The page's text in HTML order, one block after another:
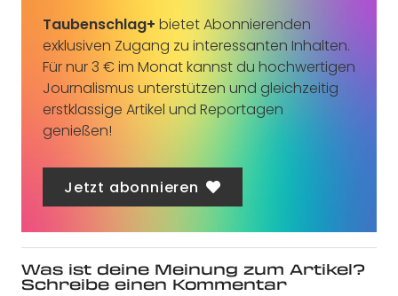
Taubenschlag+ bietet Abonnierenden
exklusiven Zugang zu interessanten Inhalten.
Für nur 3 € im Monat kannst du hochwertigen
Journalismus unterstützen und gleichzeitig
erstklassige Artikel und Reportagen
genießen!
Jetzt abonnieren
Was ist deine Meinung zum Artikel?
Schreibe einen Kommentar